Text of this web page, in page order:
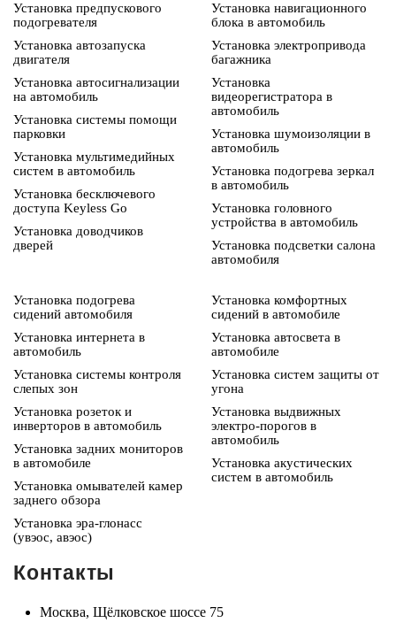
Установка предпускового
подогревателя
Установка автозапуска
двигателя
Установка автосигнализации
на автомобиль
Установка системы помощи
парковки
Установка мультимедийных
систем в автомобиль
Установка бесключевого
доступа Keyless Go
Установка доводчиков
дверей
Установка навигационного
блока в автомобиль
Установка электропривода
багажника
Установка
видеорегистратора в
автомобиль
Установка шумоизоляции в
автомобиль
Установка подогрева зеркал
в автомобиль
Установка головного
устройства в автомобиль
Установка подсветки салона
автомобиля
Установка подогрева
сидений автомобиля
Установка интернета в
автомобиль
Установка системы контроля
слепых зон
Установка розеток и
инверторов в автомобиль
Установка задних мониторов
в автомобиле
Установка омывателей камер
заднего обзора
Установка эра-глонасс
(увэос, авэос)
Установка комфортных
сидений в автомобиле
Установка автосвета в
автомобиле
Установка систем защиты от
угона
Установка выдвижных
электро-порогов в
автомобиль
Установка акустических
систем в автомобиль
Контакты
Москва, Щёлковское шоссе 75